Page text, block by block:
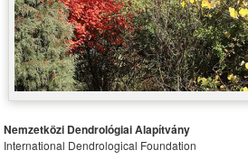
Nemzetközi Dendrológiai Alapítvány
International Dendrological Foundation